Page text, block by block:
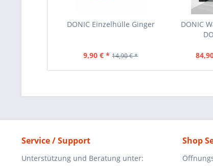
DONIC Einzelhülle Ginger
9,90 € * 14,90 € *
DONIC
Service / Support
Unterstützung und Beratung unter:
Shop